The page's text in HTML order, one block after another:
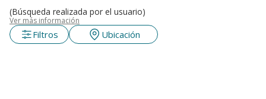
(Búsqueda realizada por el usuario)
Ver más información
Filtros Ubicación